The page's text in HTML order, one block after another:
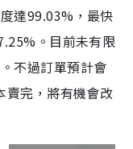
達99.03%，最快
。目前未有限
不過訂單預計會
賣完，將有機會改